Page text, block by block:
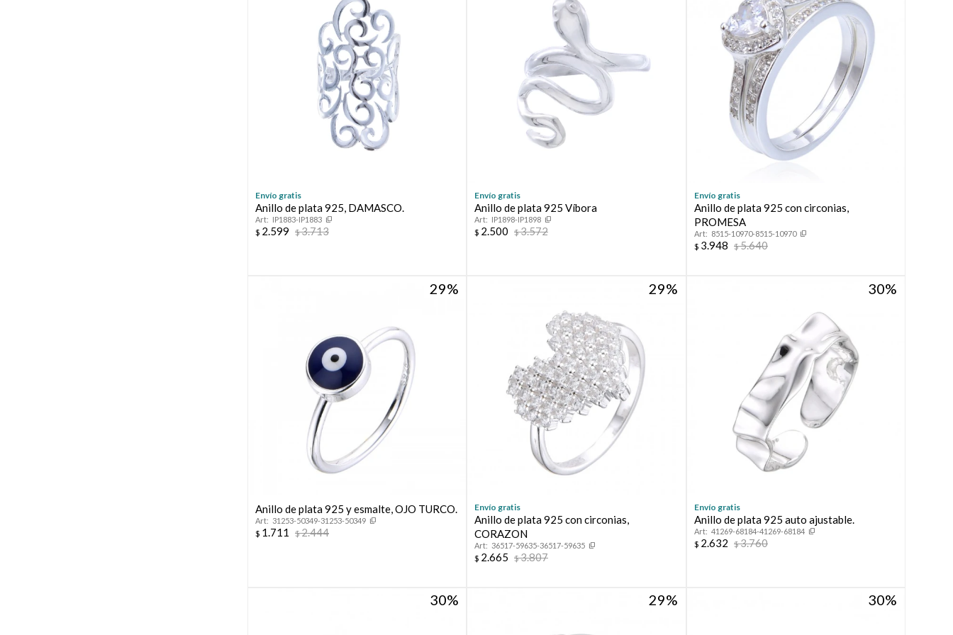
Envío gratis
Anillo de plata 925, DAMASCO.
IP1883-IP1883
$ 2.599 $3.713
Envío gratis
Anillo de plata 925 Víbora
IP1898-IP1898
$ 2.500 $3.572
Envío gratis
Anillo de plata 925 con circonias,
PROMESA
8515-10970-8515-10970
$ 3.948 $5.640
29
Anillo de plata 925 y esmalte, OJO TURCO.
31253-50349-31253-50349
$ 1.711 $2.444
29
Envío gratis
Anillo de plata 925 con circonias,
CORAZON
36517-59635-36517-59635
$ 2.665 $3.807
30
Envío gratis
Anillo de plata 925 auto ajustable.
41269-68184-41269-68184
$ 2.632 $3.760
30 29 30